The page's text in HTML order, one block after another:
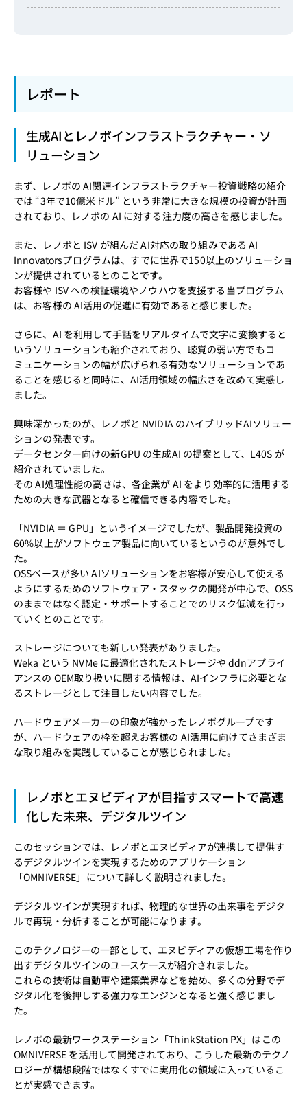
レポート
生成AIとレノボインフラストラクチャー・ソ
リューション
まず、レノボの AI関連インフラストラクチャー投資戦略の紹介
では “3年で10億米ドル” という非常に大きな規模の投資が計画
されており、レノボの AI に対する注力度の高さを感じました。
また、レノボと ISV が組んだ AI対応の取り組みである AI
Innovatorsプログラムは、すでに世界で150以上のソリューショ
ンが提供されているとのことです。
お客様や ISV への検証環境やノウハウを支援する当プログラム
は、お客様の AI活用の促進に有効であると感じました。
さらに、AI を利用して手話をリアルタイムで文字に変換すると
いうソリューションも紹介されており、聴覚の弱い方でもコ
ミュニケーションの幅が広げられる有効なソリューションであ
ることを感じると同時に、AI活用領域の幅広さを改めて実感し
ました。
興味深かったのが、レノボと NVIDIA のハイブリッドAIソリュー
ションの発表です。
データセンター向けの新GPU の生成AI の提案として、L40S が
紹介されていました。
その AI処理性能の高さは、各企業が AI をより効率的に活用する
ための大きな武器となると確信できる内容でした。
「NVIDIA ＝ GPU」というイメージでしたが、製品開発投資の
60%以上がソフトウェア製品に向いているというのが意外でし
た。
OSSベースが多い AIソリューションをお客様が安心して使える
ようにするためのソフトウェア・スタックの開発が中心で、OSS
のままではなく認定・サポートすることでのリスク低減を行っ
ていくとのことです。
ストレージについても新しい発表がありました。
Weka という NVMe に最適化されたストレージや ddnアプライ
アンスの OEM取り扱いに関する情報は、AIインフラに必要とな
るストレージとして注目したい内容でした。
ハードウェアメーカーの印象が強かったレノボグループです
が、ハードウェアの枠を超えお客様の AI活用に向けてさまざま
な取り組みを実践していることが感じられました。
レノボとエヌビディアが目指すスマートで高速
化した未来、デジタルツイン
このセッションでは、レノボとエヌビディアが連携して提供す
るデジタルツインを実現するためのアプリケーション
「OMNIVERSE」について詳しく説明されました。
デジタルツインが実現すれば、物理的な世界の出来事をデジタ
ルで再現・分析することが可能になります。
このテクノロジーの一部として、エヌビディアの仮想工場を作り
出すデジタルツインのユースケースが紹介されました。
これらの技術は自動車や建築業界などを始め、多くの分野でデ
ジタル化を後押しする強力なエンジンとなると強く感じまし
た。
レノボの最新ワークステーション「ThinkStation PX」はこの
OMNIVERSE を活用して開発されており、こうした最新のテクノ
ロジーが構想段階ではなくすでに実用化の領域に入っているこ
とが実感できます。